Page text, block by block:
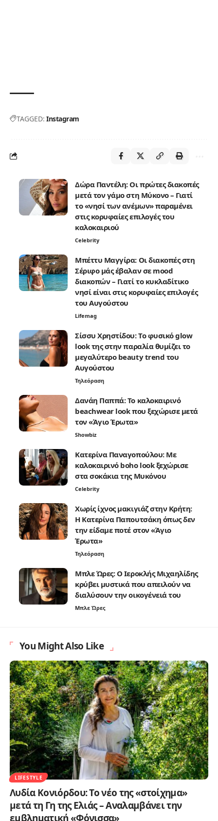
TAGGED: Instagram
Δώρα Παντέλη: Οι πρώτες διακοπές
μετά τον γάμο στη Μύκονο – Γιατί
το «νησί των ανέμων» παραμένει
στις κορυφαίες επιλογές του
καλοκαιριού
Celebrity
Μπέττυ Μαγγίρα: Οι διακοπές στη
Σέριφο μάς έβαλαν σε mood
διακοπών – Γιατί το κυκλαδίτικο
νησί είναι στις κορυφαίες επιλογές
του Αυγούστου
Lifemag
Σίσσυ Χρηστίδου: Το φυσικό glow
look της στην παραλία θυμίζει το
μεγαλύτερο beauty trend του
Αυγούστου
Τηλεόραση
Δανάη Παππά: Το καλοκαιρινό
beachwear look που ξεχώρισε μετά
τον «Άγιο Έρωτα»
Showbiz
Κατερίνα Παναγοπούλου: Με
καλοκαιρινό boho look ξεχώρισε
στα σοκάκια της Μυκόνου
Celebrity
Χωρίς ίχνος μακιγιάζ στην Κρήτη:
Η Κατερίνα Παπουτσάκη όπως δεν
την είδαμε ποτέ στον «Άγιο
Έρωτα»
Τηλεόραση
Μπλε Ώρες: Ο Ιεροκλής Μιχαηλίδης
κρύβει μυστικά που απειλούν να
διαλύσουν την οικογένειά του
Μπλε Ώρες
You Might Also Like
LIFESTYLE
Λυδία Κονιόρδου: Το νέο της «στοίχημα»
μετά τη Γη της Ελιάς – Αναλαμβάνει την
εμβληματική «Φόνισσα»